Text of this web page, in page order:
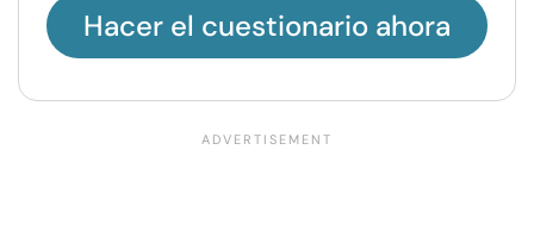
Hacer el cuestionario ahora